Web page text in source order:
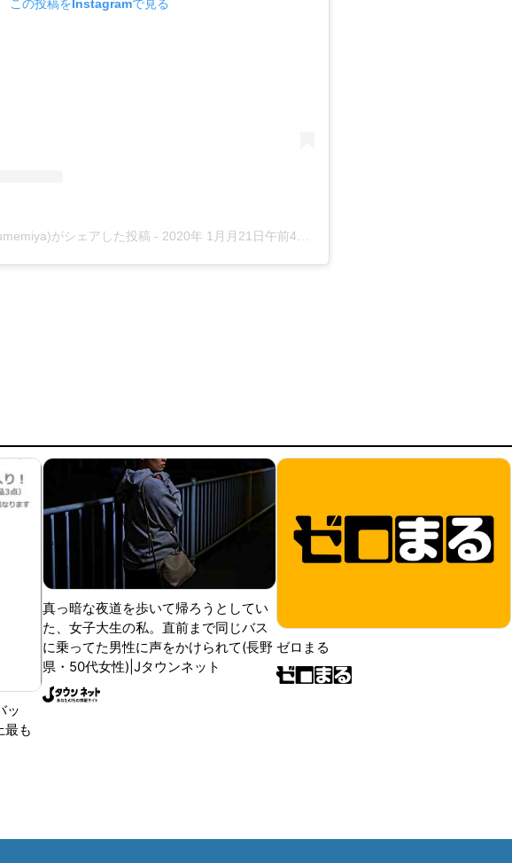
この投稿をInstagramで見る
がシェアした投稿 - 2020年 1月月21日午前4時14分PST
ッ
最も
真っ暗な夜道を歩いて帰ろうとしてい
た、女子大生の私。直前まで同じバス
に乗ってた男性に声をかけられて(長野
県・50代女性)|Jタウンネット
ゼロまる